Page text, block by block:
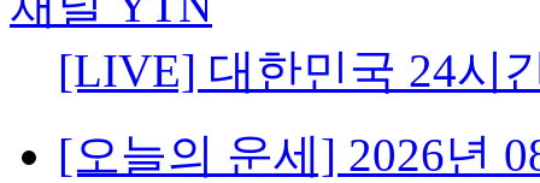
[LIVE] 대한민국 24시
[오늘의 운세] 2026년